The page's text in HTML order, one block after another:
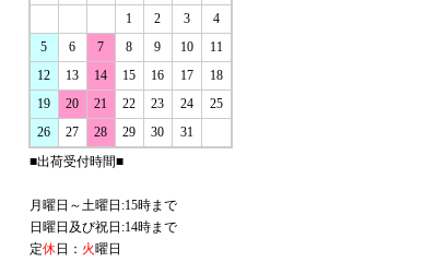
1
2 3
4
5
6 7 8 9 10
11
12
13 14 15 16 17
18
19
20 21 22 23 24
25
26
27 28 29 30
31
■出荷受付時間■
月曜日～土曜日:15時まで
日曜日及び祝日:14時まで
定休日： 火曜日